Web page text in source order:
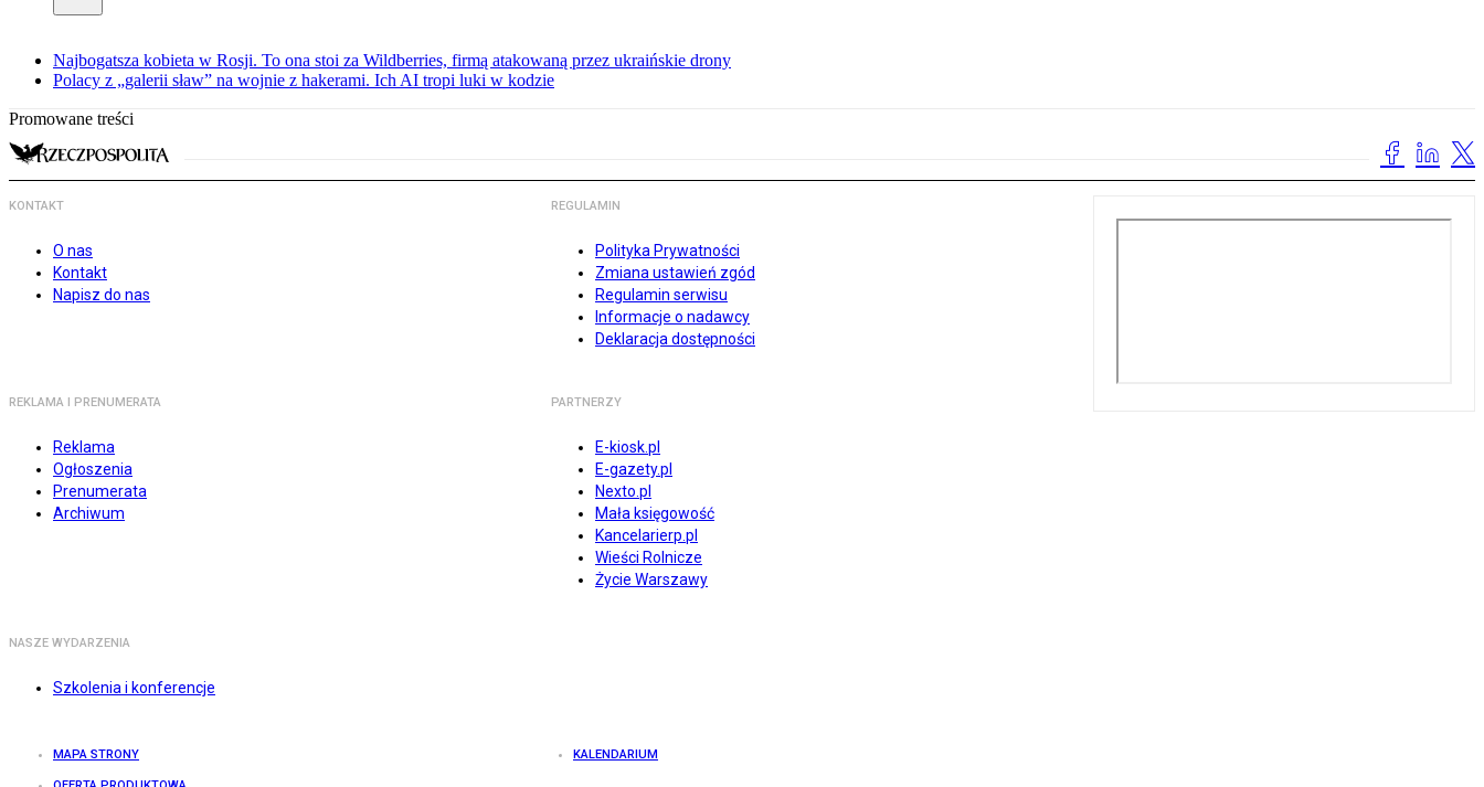
Najbogatsza kobieta w Rosji. To ona stoi za Wildberries, firmą atakowaną przez ukraińskie drony
Polacy z „galerii sław” na wojnie z hakerami. Ich AI tropi luki w kodzie
Promowane treści
KONTAKT
O nas
Kontakt
Napisz do nas
REGULAMIN
Polityka Prywatności
Zmiana ustawień zgód
Regulamin serwisu
Informacje o nadawcy
Deklaracja dostępności
REKLAMA I PRENUMERATA
Reklama
Ogłoszenia
Prenumerata
Archiwum
PARTNERZY
E-kiosk.pl
E-gazety.pl
Nexto.pl
Mała księgowość
Kancelarierp.pl
Wieści Rolnicze
Życie Warszawy
NASZE WYDARZENIA
Szkolenia i konferencje
MAPA STRONY KALENDARIUM